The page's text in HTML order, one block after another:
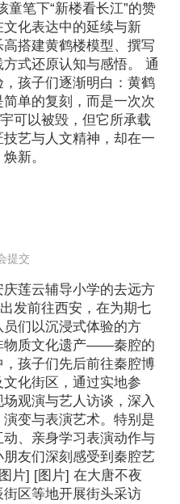
童笔下“新楼看长江”的赞
化表达中的延续与新
搭建黄鹤楼模型、撰写
式还原认知与感悟。 通
孩子们逐渐明白：黄鹤
单的复刻，而是一次次
可以被毁，但它所承载
艺与人文精神，却在一
新。
提交
莲云辅导小学的去远方
发前往西安，在为期七
们以沉浸式体验的方
物质文化遗产——秦腔的
孩子们先后前往秦腔博
化街区，通过实地参
观演与艺人访谈，深入
变与表演艺术。特别是
、亲身学习表演动作与
友们深刻感受到秦腔艺
片] [图片] 在大唐不夜
区等地开展街头采访